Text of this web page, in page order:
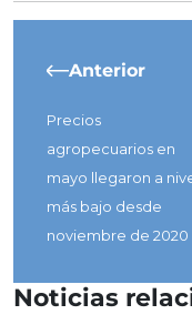
Anterior
Precios
agropecuarios en
mayo llegaron a
más bajo desde
noviembre de 2020
Noticias